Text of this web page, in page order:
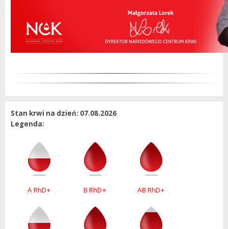
Stan krwi na dzień: 07.08.2026
Legenda:
A RhD+ B RhD+ AB RhD+